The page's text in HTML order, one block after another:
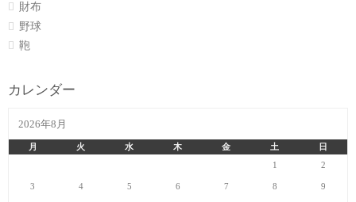
財布
野球
鞄
カレンダー
2026年8月
月 火 水 木 金 土
日
1
2
3 4 5 6 7 8 9